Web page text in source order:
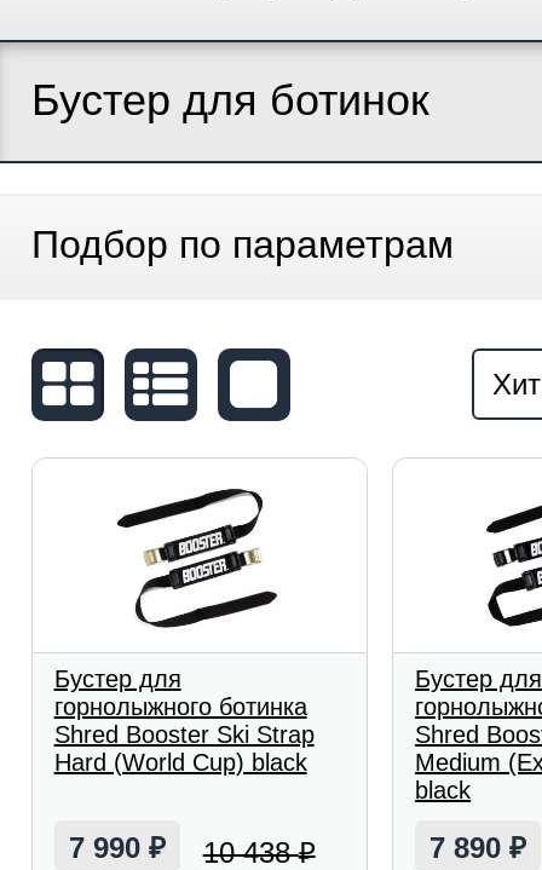
Бустер для ботинок
Подбор по параметрам
Бустер для
горнолыжного ботинка
Shred Booster Ski Strap
Hard (World Cup) black
7 990 ₽ 10 438₽
Бустер для
Shred
Medium
black
7 890₽